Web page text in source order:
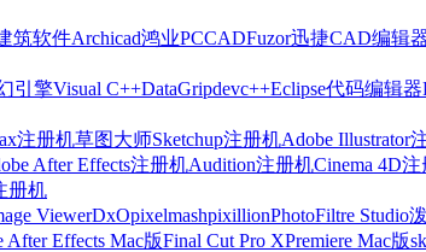
筑软件Archicad鸿业PCCADFuzor迅捷CAD编辑
引擎Visual C++DataGripdevc++Eclipse代码编辑器
注册机草图大师Sketchup注册机Adobe Illustrator
After Effects注册机Audition注册机Cinema 4D
册机
ViewerDxOpixelmashpixillionPhotoFiltre Studio
After Effects Mac版Final Cut Pro XPremiere Mac版